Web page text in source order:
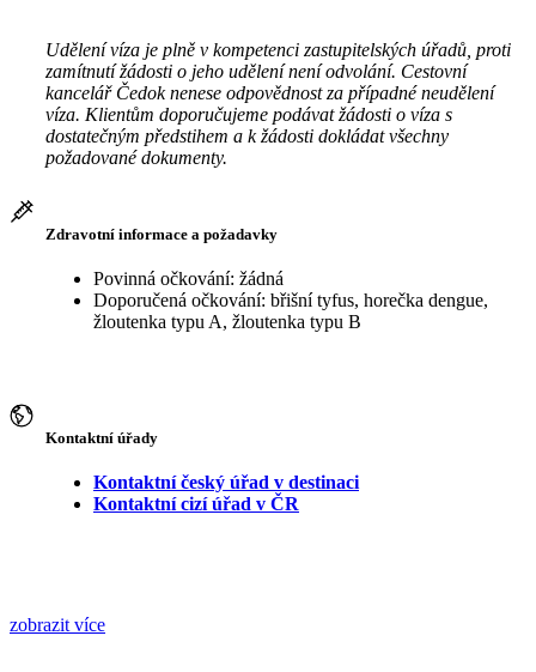
Udělení víza je plně v kompetenci zastupitelských úřadů, proti
zamítnutí žádosti o jeho udělení není odvolání. Cestovní
kancelář Čedok nenese odpovědnost za případné neudělení
víza. Klientům doporučujeme podávat žádosti o víza s
dostatečným předstihem a k žádosti dokládat všechny
požadované dokumenty.
Zdravotní informace a požadavky
Povinná očkování: žádná
Doporučená očkování: břišní tyfus, horečka dengue,
žloutenka typu A, žloutenka typu B
Kontaktní úřady
Kontaktní český úřad v destinaci
Kontaktní cizí úřad v ČR
zobrazit více